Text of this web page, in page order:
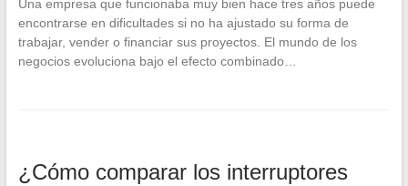
Una empresa que funcionaba muy bien hace tres años puede
encontrarse en dificultades si no ha ajustado su forma de
trabajar, vender o financiar sus proyectos. El mundo de los
negocios evoluciona bajo el efecto combinado…
¿Cómo comparar los interruptores